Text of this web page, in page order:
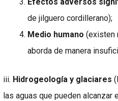
de jilguero cordillerano);
Medio humano (existen
aborda de manera
iii. Hidrogeología y glaciares
las aguas que pueden alcanzar